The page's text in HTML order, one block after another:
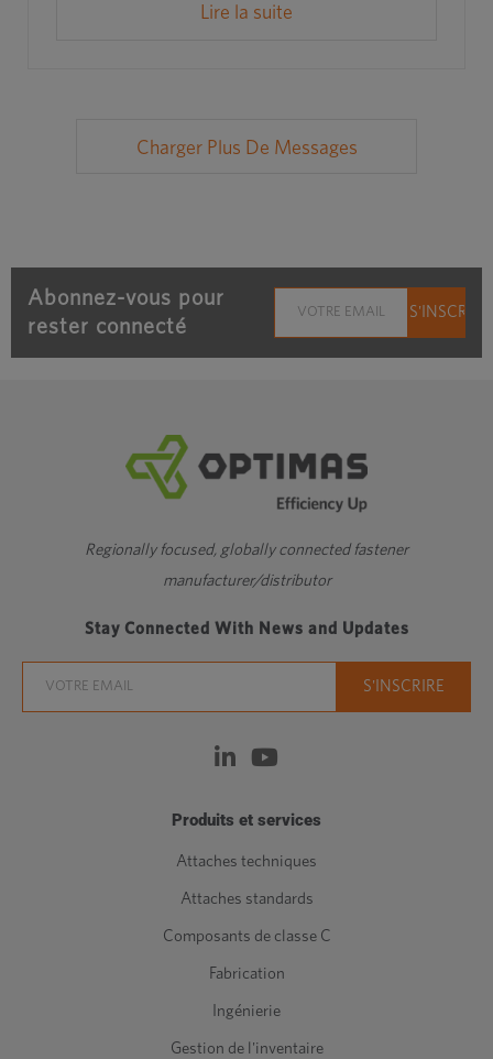
Lire la suite
Charger Plus De Messages
Abonnez-vous pour
rester connecté
Regionally focused, globally connected fastener
manufacturer/distributor
Stay Connected With News and Updates
Produits et services
Attaches techniques
Attaches standards
Composants de classe C
Fabrication
Ingénierie
Gestion de l'inventaire